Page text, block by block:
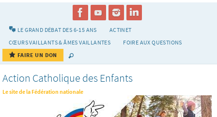
LE GRAND DÉBAT DES 6-15 ANS
ACTINET
CŒURS VAILLANTS & ÂMES VAILLANTES
FOIRE AUX QUESTIONS
FAIRE UN DON
Action Catholique des Enfants
Le site de la Fédération nationale